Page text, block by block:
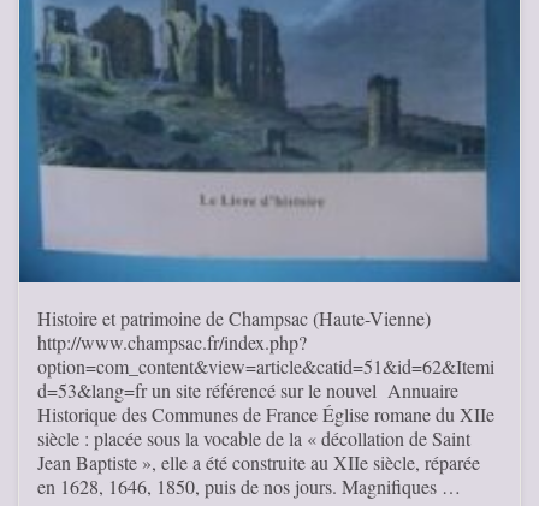
Histoire et patrimoine de Champsac (Haute-Vienne)
http://www.champsac.fr/index.php?
option=com_content&view=article&catid=51&id=62&Itemi
d=53&lang=fr un site référencé sur le nouvel Annuaire
Historique des Communes de France Église romane du XIIe
siècle : placée sous la vocable de la « décollation de Saint
Jean Baptiste », elle a été construite au XIIe siècle, réparée
en 1628, 1646, 1850, puis de nos jours. Magnifiques …